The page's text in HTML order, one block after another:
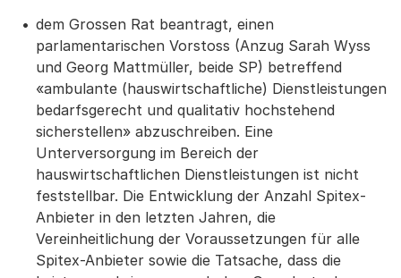
dem Grossen Rat beantragt, einen
parlamentarischen Vorstoss (Anzug Sarah Wyss
und Georg Mattmüller, beide SP) betreffend
«ambulante (hauswirtschaftliche) Dienstleistungen
bedarfsgerecht und qualitativ hochstehend
sicherstellen» abzuschreiben. Eine
Unterversorgung im Bereich der
hauswirtschaftlichen Dienstleistungen ist nicht
feststellbar. Die Entwicklung der Anzahl Spitex-
Anbieter in den letzten Jahren, die
Vereinheitlichung der Voraussetzungen für alle
Spitex-Anbieter sowie die Tatsache, dass die